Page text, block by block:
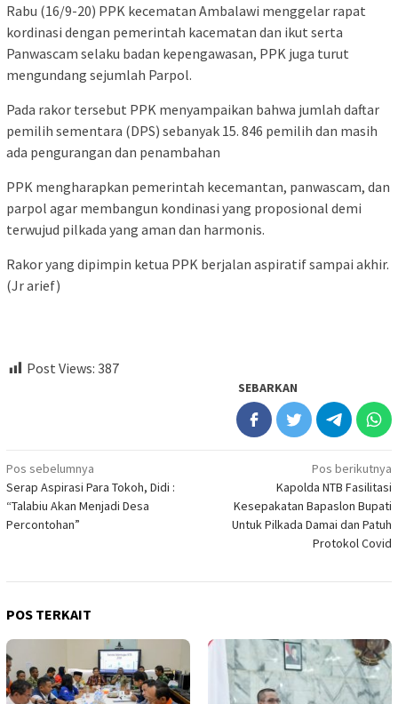
Rabu (16/9-20) PPK kecematan Ambalawi menggelar rapat
kordinasi dengan pemerintah kacematan dan ikut serta
Panwascam selaku badan kepengawasan, PPK juga turut
mengundang sejumlah Parpol.
Pada rakor tersebut PPK menyampaikan bahwa jumlah daftar
pemilih sementara (DPS) sebanyak 15. 846 pemilih dan masih
ada pengurangan dan penambahan
PPK mengharapkan pemerintah kecemantan, panwascam, dan
parpol agar membangun kondinasi yang proposional demi
terwujud pilkada yang aman dan harmonis.
Rakor yang dipimpin ketua PPK berjalan aspiratif sampai akhir.
(Jr arief)
Post Views: 387
SEBARKAN
Navigasi
pos
Pos sebelumnya
Serap Aspirasi Para Tokoh, Didi :
“Talabiu Akan Menjadi Desa
Percontohan”
Pos berikutnya
Kapolda NTB Fasilitasi
Kesepakatan Bapaslon Bupati
Untuk Pilkada Damai dan Patuh
Protokol Covid
POS TERKAIT